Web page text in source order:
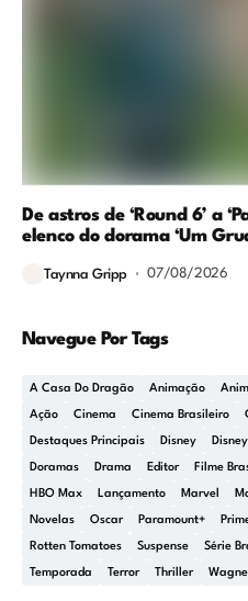
De astros de ‘Round 6’ a
elenco do dorama ‘Um
Taynna Gripp 07/08/2026
Navegue Por Tags
A Casa Do Dragão Animação
Ação Cinema Cinema Brasileiro
Destaques Principais Disney
Doramas Drama Editor Filme
HBO Max Lançamento Marvel
Novelas Oscar Paramount+
Rotten Tomatoes Suspense Série
Temporada Terror Thriller